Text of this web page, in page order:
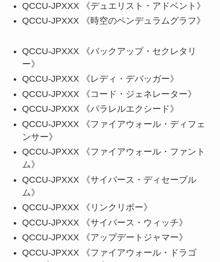
QCCU-JPXXX 《デュエリスト・アドベント》
QCCU-JPXXX 《時空のペンデュラムグラフ》
QCCU-JPXXX 《バックアップ・セクレタリ
ー》
QCCU-JPXXX 《レディ・デバッガー》
QCCU-JPXXX 《コード・ジェネレーター》
QCCU-JPXXX 《パラレルエクシード》
QCCU-JPXXX 《ファイアウォール・ディフェ
ンサー》
QCCU-JPXXX 《ファイアウォール・ファント
ム》
QCCU-JPXXX 《サイバース・ディセーブル
ム》
QCCU-JPXXX 《リンクリボー》
QCCU-JPXXX 《サイバース・ウィッチ》
QCCU-JPXXX 《アップデートジャマー》
QCCU-JPXXX 《ファイアウォール・ドラゴ